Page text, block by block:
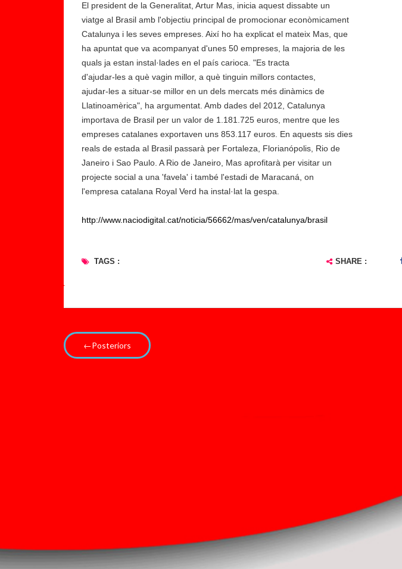
El president de la Generalitat, Artur Mas, inicia aquest dissabte un
viatge al Brasil amb l'objectiu principal de promocionar econòmicament
Catalunya i les seves empreses. Així ho ha explicat el mateix Mas, que
ha apuntat que va acompanyat d'unes 50 empreses, la majoria de les
quals ja estan instal·lades en el país carioca. "Es tracta
d'ajudar-les a què vagin millor, a què tinguin millors contactes,
ajudar-les a situar-se millor en un dels mercats més dinàmics de
Llatinoamèrica", ha argumentat. Amb dades del 2012, Catalunya
importava de Brasil per un valor de 1.181.725 euros, mentre que les
empreses catalanes exportaven uns 853.117 euros. En aquests sis dies
reals de estada al Brasil passarà per Fortaleza, Florianópolis, Rio de
Janeiro i Sao Paulo. A Rio de Janeiro, Mas aprofitarà per visitar un
projecte social a una 'favela' i també l'estadi de Maracaná, on
l'empresa catalana Royal Verd ha instal·lat la gespa.
http://www.naciodigital.cat/noticia/56662/mas/ven/catalunya/brasil
TAGS : SHARE :
←Posteriors